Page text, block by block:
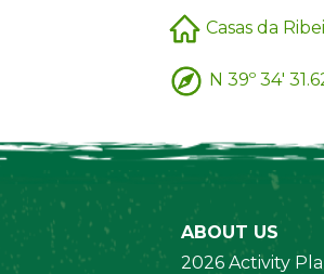
Casas da
N 39º 34'
ABOUT US
2026 Activity